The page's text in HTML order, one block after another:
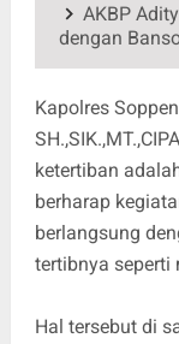
AKBP
dengan
Kapolres
ketertiban
berharap
berlangsung
tertibnya seperti
Hal tersebut di